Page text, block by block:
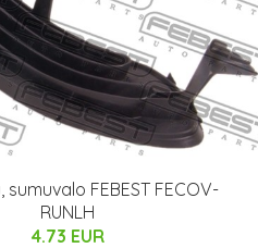
sumuvalo FEBEST FECOV-
RUNLH
4.73 EUR